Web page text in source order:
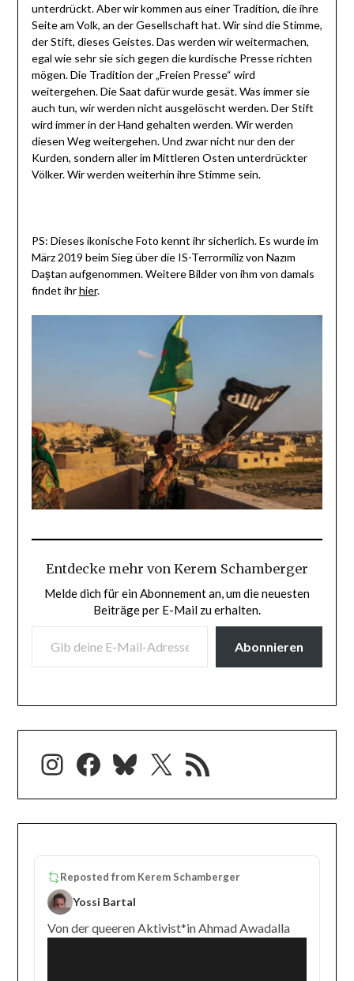
unterdrückt. Aber wir kommen aus einer Tradition, die ihre
Seite am Volk, an der Gesellschaft hat. Wir sind die Stimme,
der Stift, dieses Geistes. Das werden wir weitermachen,
egal wie sehr sie sich gegen die kurdische Presse richten
mögen. Die Tradition der „Freien Presse“ wird
weitergehen. Die Saat dafür wurde gesät. Was immer sie
auch tun, wir werden nicht ausgelöscht werden. Der Stift
wird immer in der Hand gehalten werden. Wir werden
diesen Weg weitergehen. Und zwar nicht nur den der
Kurden, sondern aller im Mittleren Osten unterdrückter
Völker. Wir werden weiterhin ihre Stimme sein.
PS: Dieses ikonische Foto kennt ihr sicherlich. Es wurde im
März 2019 beim Sieg über die IS-Terrormiliz von Nazım
Daştan aufgenommen. Weitere Bilder von ihm von damals
findet ihrhier.
Entdecke mehr von Kerem Schamberger
Melde dich für ein Abonnement an, um die neuesten
Beiträge per E-Mail zu erhalten.
GIB DEINE E-MAIL-ADRESSE EIN ...
Abonnieren
Instagram
Facebook
Bluesky
X RSS-Feed
Reposted from Kerem Schamberger
Yossi Bartal
Von der queeren Aktivist*in Ahmad Awadalla